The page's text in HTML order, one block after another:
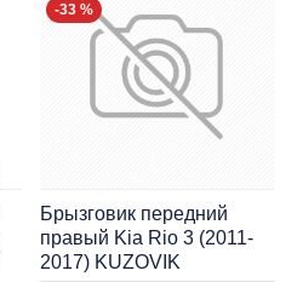
-33 %
Брызговик передний
правый Kia Rio 3 (2011-
2017) KUZOVIK